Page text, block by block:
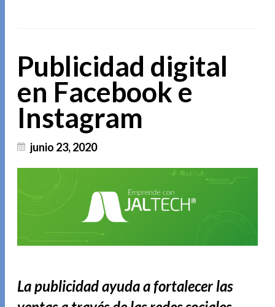
Publicidad digital
en Facebook e
Instagram
junio 23, 2020
La publicidad ayuda a fortalecer las